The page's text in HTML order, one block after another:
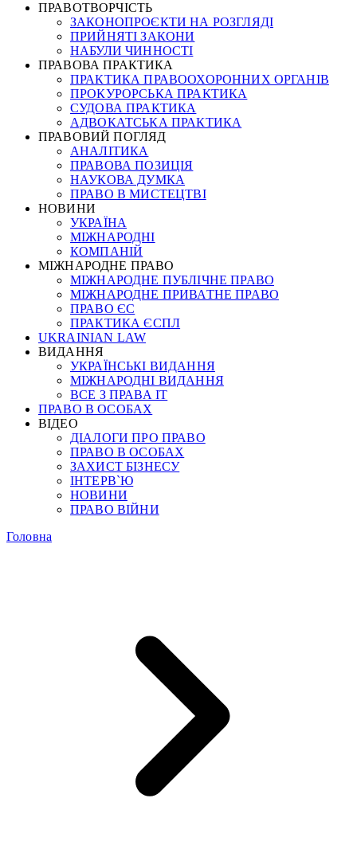
ПРАВОТВОРЧІСТЬ
ЗАКОНОПРОЄКТИ НА РОЗГЛЯДІ
ПРИЙНЯТІ ЗАКОНИ
НАБУЛИ ЧИННОСТІ
ПРАВОВА ПРАКТИКА
ПРАКТИКА ПРАВООХОРОННИХ ОРГАНІВ
ПРОКУРОРСЬКА ПРАКТИКА
СУДОВА ПРАКТИКА
АДВОКАТСЬКА ПРАКТИКА
ПРАВОВИЙ ПОГЛЯД
АНАЛІТИКА
ПРАВОВА ПОЗИЦІЯ
НАУКОВА ДУМКА
ПРАВО В МИСТЕЦТВІ
НОВИНИ
УКРАЇНА
МІЖНАРОДНІ
КОМПАНІЙ
МІЖНАРОДНЕ ПРАВО
МІЖНАРОДНЕ ПУБЛІЧНЕ ПРАВО
МІЖНАРОДНЕ ПРИВАТНЕ ПРАВО
ПРАВО ЄС
ПРАКТИКА ЄСПЛ
UKRAINIAN LAW
ВИДАННЯ
УКРАЇНСЬКІ ВИДАННЯ
МІЖНАРОДНІ ВИДАННЯ
ВСЕ З ПРАВА ІТ
ПРАВО В ОСОБАХ
ВІДЕО
ДІАЛОГИ ПРО ПРАВО
ПРАВО В ОСОБАХ
ЗАХИСТ БІЗНЕСУ
ІНТЕРВ`Ю
НОВИНИ
ПРАВО ВІЙНИ
Головна